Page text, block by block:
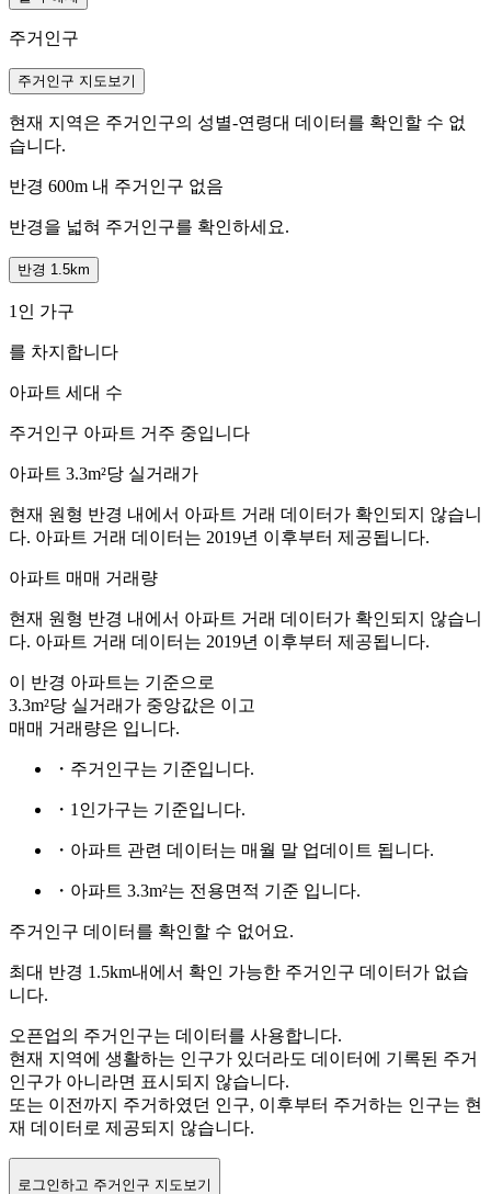
주거인구
주거인구 지도보기
현재 지역은 주거인구의 성별-연령대 데이터를 확인할 수 없
습니다.
반경 600m 내 주거인구 없음
반경을 넓혀 주거인구를 확인하세요.
반경 1.5km
1인 가구
를 차지합니다
아파트 세대 수
주거인구 아파트 거주 중입니다
아파트 3.3m²당 실거래가
현재 원형 반경 내에서 아파트 거래 데이터가 확인되지 않습니
다. 아파트 거래 데이터는 2019년 이후부터 제공됩니다.
아파트 매매 거래량
현재 원형 반경 내에서 아파트 거래 데이터가 확인되지 않습니
다. 아파트 거래 데이터는 2019년 이후부터 제공됩니다.
이 반경 아파트는 기준으로
3.3m²당 실거래가 중앙값은 이고
매매 거래량은 입니다.
・주거인구는 기준입니다.
・1인가구는 기준입니다.
・아파트 관련 데이터는 매월 말 업데이트 됩니다.
・아파트 3.3m²는 전용면적 기준 입니다.
주거인구 데이터를 확인할 수 없어요.
최대 반경 1.5km내에서 확인 가능한 주거인구 데이터가 없습
니다.
오픈업의 주거인구는 데이터를 사용합니다.
현재 지역에 생활하는 인구가 있더라도 데이터에 기록된 주거
인구가 아니라면 표시되지 않습니다.
또는 이전까지 주거하였던 인구, 이후부터 주거하는 인구는 현
재 데이터로 제공되지 않습니다.
로그인하고 주거인구 지도보기